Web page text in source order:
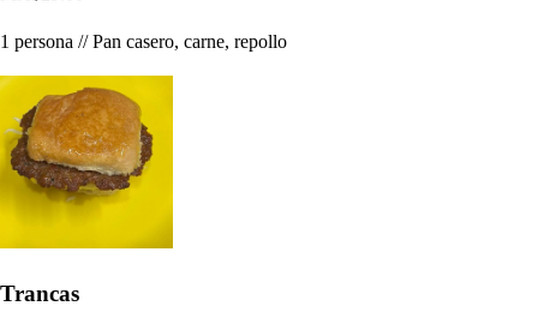
1 persona // Pan casero, carne, repollo
Trancas